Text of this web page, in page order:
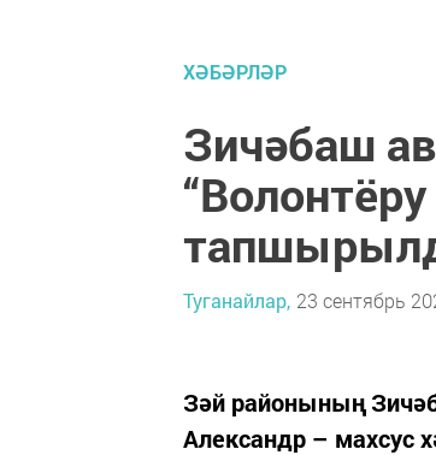
ХӘБӘРЛӘР
Зичәбаш
Туганайлар, 23 сентябрь
Зәй районының
Александр – махсус